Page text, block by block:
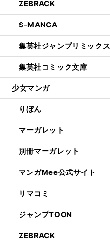
ZEBRACK
S-MANGA
集英社ジャンプリミックス
集英社コミック文庫
少女マンガ
りぼん
マーガレット
別冊マーガレット
マンガMee公式サイト
リマコミ
ジャンプTOON
ZEBRACK